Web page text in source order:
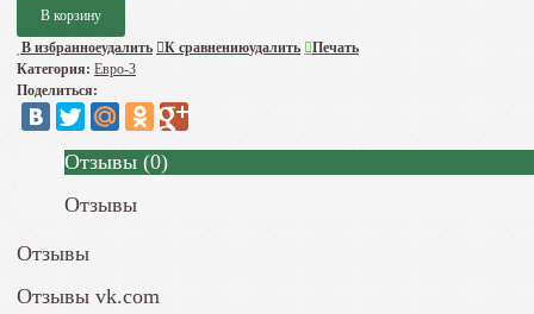
В избранноеудалить К сравнениюудалить
Печать
Категория: Евро-3
Поделиться:
Отзывы (0)
Отзывы
Отзывы
Отзывы vk.com